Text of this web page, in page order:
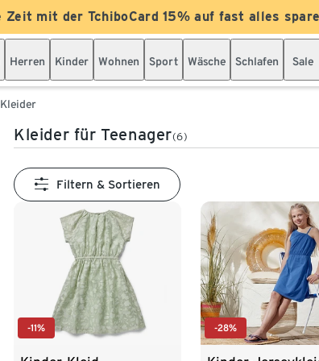
Zeit mit der TchiboCard 15% auf fast alles
Herren Kinder Wohnen Sport Wäsche Schlafen Sale
Kleider
Kleider für Teenager(6)
Filtern & Sortieren
-11% -28%